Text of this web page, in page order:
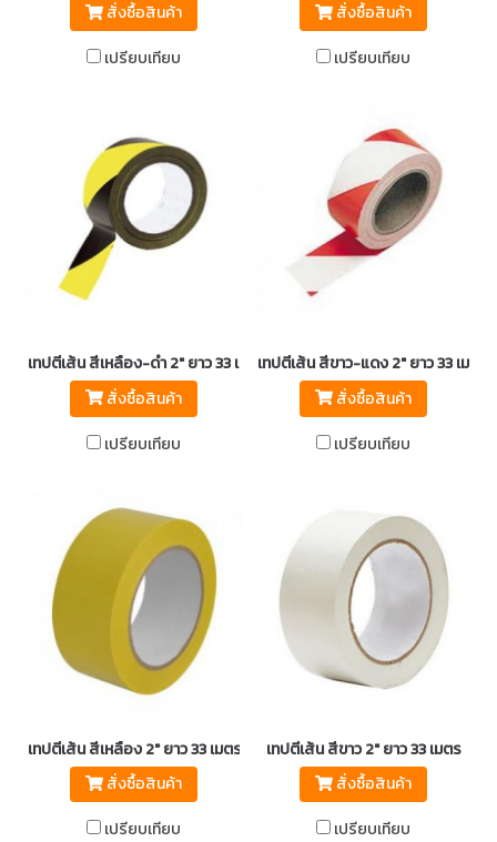
สั่งซื้อสินค้า
เปรียบเทียบ
สั่งซื้อสินค้า
เปรียบเทียบ
เทปตีเส้น สีเหลือง-ดำ 2" ยาว 33 เมตร
สั่งซื้อสินค้า
เปรียบเทียบ
เทปตีเส้น สีขาว-แดง 2" ยาว 33 เมตร
สั่งซื้อสินค้า
เปรียบเทียบ
เทปตีเส้น สีเหลือง 2" ยาว 33 เมตร
สั่งซื้อสินค้า
เปรียบเทียบ
เทปตีเส้น สีขาว 2" ยาว 33 เมตร
สั่งซื้อสินค้า
เปรียบเทียบ